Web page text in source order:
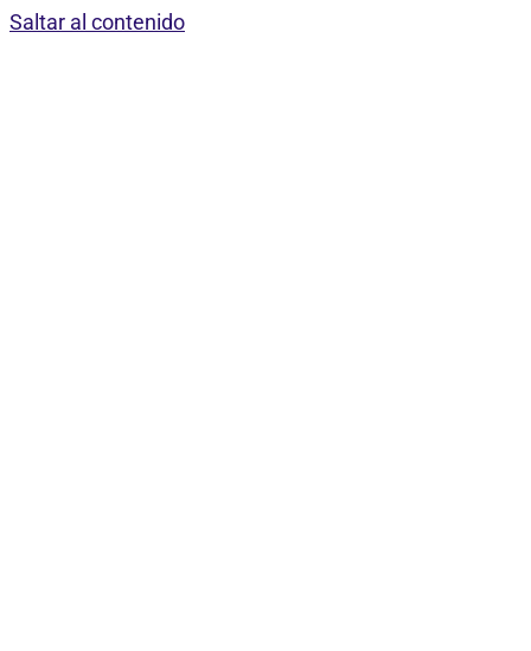
Saltar al contenido